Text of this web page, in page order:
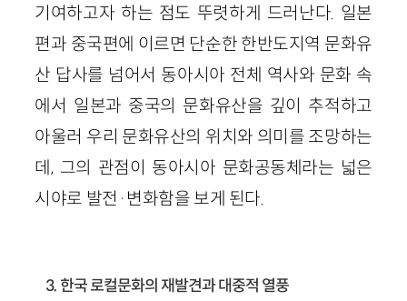
기여하고자 하는 점도 뚜렷하게 드러난다. 일본
편과 중국편에 이르면 단순한 한반도지역 문화유
산 답사를 넘어서 동아시아 전체 역사와 문화 속
에서 일본과 중국의 문화유산을 깊이 추적하고
아울러 우리 문화유산의 위치와 의미를 조망하는
데, 그의 관점이 동아시아 문화공동체라는 넓은
시야로 발전·변화함을 보게 된다.
3. 한국 로컬문화의 재발견과 대중적 열풍